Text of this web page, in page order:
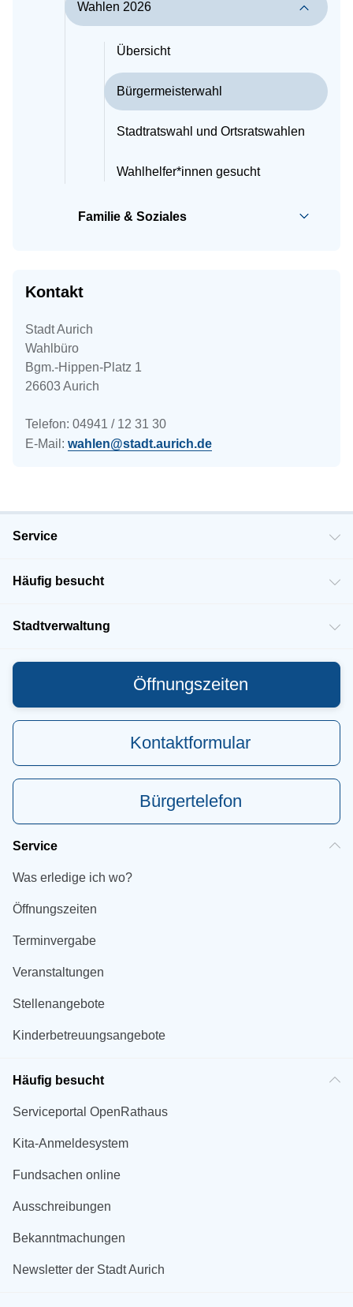
Wahlen 2026
Übersicht
Bürgermeisterwahl
Stadtratswahl und Ortsratswahlen
Wahlhelfer*innen gesucht
Familie & Soziales
Kontakt
Stadt Aurich
Wahlbüro
Bgm.-Hippen-Platz 1
26603 Aurich
Telefon: 04941 / 12 31 30
E-Mail: wahlen@stadt.aurich.de
Service
Häufig besucht
Stadtverwaltung
Öffnungszeiten
Kontaktformular
Bürgertelefon
Service
Was erledige ich wo?
Öffnungszeiten
Terminvergabe
Veranstaltungen
Stellenangebote
Kinderbetreuungsangebote
Häufig besucht
Serviceportal OpenRathaus
Kita-Anmeldesystem
Fundsachen online
Ausschreibungen
Bekanntmachungen
Newsletter der Stadt Aurich